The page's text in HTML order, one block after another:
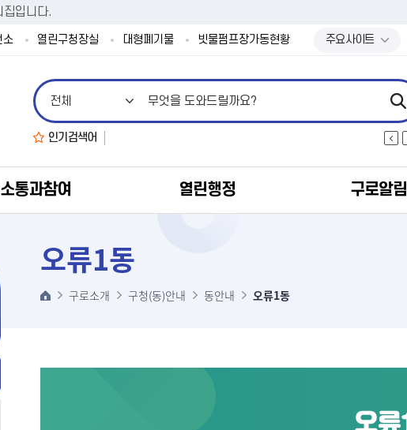
집입니다.
소 열린구청장실 대형폐기물 빗물펌프장가동현황 주요사이트
인기검색어
소통과참여 열린행정 구로알림
오류1동
구로소개 구청(동)안내 동안내 오류1동